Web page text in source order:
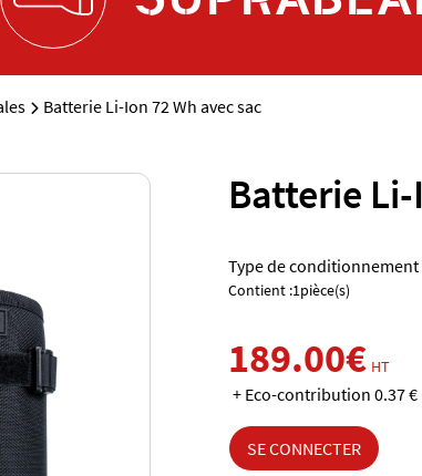
Batterie Li-Ion 72 Wh avec sac
Batterie Li-
Type de conditionnement
Contient :1pièce(s)
189.00€ HT
+ Eco-contribution 0.37 €
SE CONNECTER